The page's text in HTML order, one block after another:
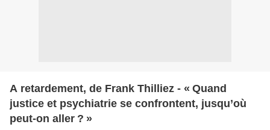
A retardement, de Frank Thilliez - « Quand
justice et psychiatrie se confrontent, jusqu’où
peut-on aller ? »